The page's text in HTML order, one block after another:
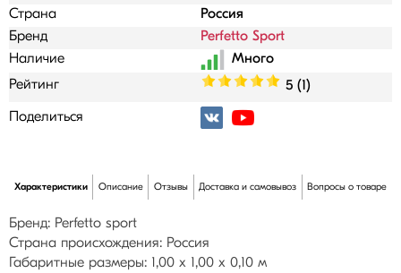
Страна
Россия
Бренд
Perfetto Sport
Наличие
Рейтинг
5 (1)
Поделиться
Характеристики Описание Отзывы Доставка и самовывоз Вопросы о товаре
Бренд: Perfetto sport
Страна происхождения: Россия
Габаритные размеры: 1,00 х 1,00 х 0,10 м